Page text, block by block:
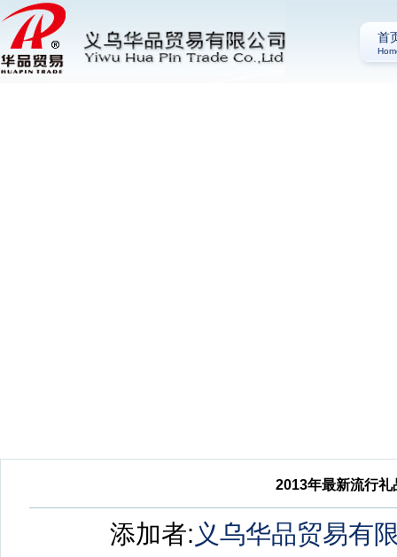
首
2013年最新流行
添加者: 义乌华品贸易有